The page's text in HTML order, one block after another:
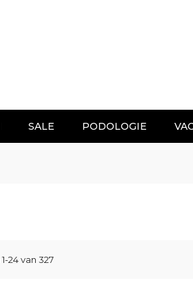
SALE PODOLOGIE
1-24van 327